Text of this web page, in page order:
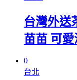
台灣外送
苗苗 可
0
台北